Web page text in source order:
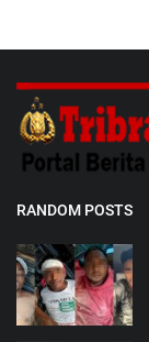
RANDOM POSTS